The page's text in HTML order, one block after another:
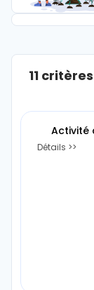
11
Activité
Détails